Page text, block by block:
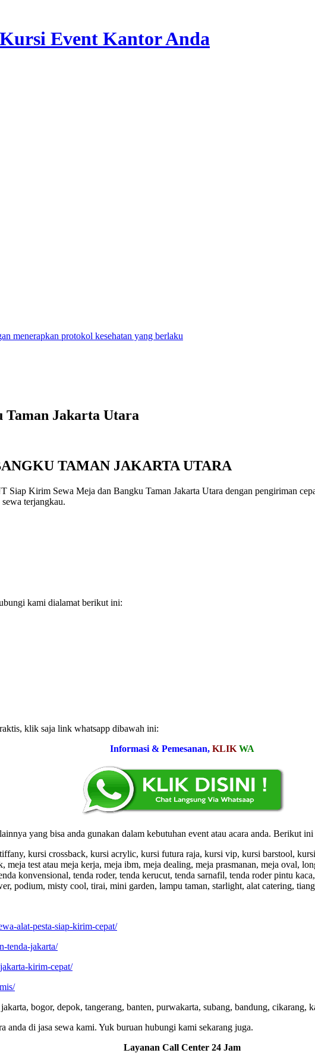
Event Kantor Anda
menerapkan protokol kesehatan yang berlaku
Taman Jakarta Utara
TAMAN JAKARTA UTARA
Kirim Sewa Meja dan Bangku Taman Jakarta Utara dengan pengiriman
terjangkau.
kami dialamat berikut ini:
klik saja link whatsapp dibawah ini:
Informasi & Pemesanan, KLIK WA
yang bisa anda gunakan dalam kebutuhan event atau acara anda. Berikut
kursi crossback, kursi acrylic, kursi futura raja, kursi vip, kursi barstool,
meja test atau meja kerja, meja ibm, meja dealing, meja prasmanan, meja oval,
konvensional, tenda roder, tenda kerucut, tenda sarnafil, tenda roder pintu
podium, misty cool, tirai, mini garden, lampu taman, starlight, alat catering,
alat-pesta-siap-kirim-cepat/
tenda-jakarta/
kirim-cepat/
bogor, depok, tangerang, banten, purwakarta, subang, bandung, cikarang,
anda di jasa sewa kami. Yuk buruan hubungi kami sekarang juga.
Layanan Call Center 24 Jam